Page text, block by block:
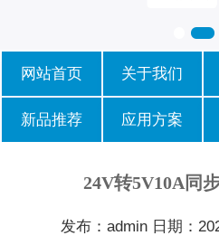
网站首页 关于我们
新品推荐 应用方案
24V转5V10A同
发布：admin 日期：